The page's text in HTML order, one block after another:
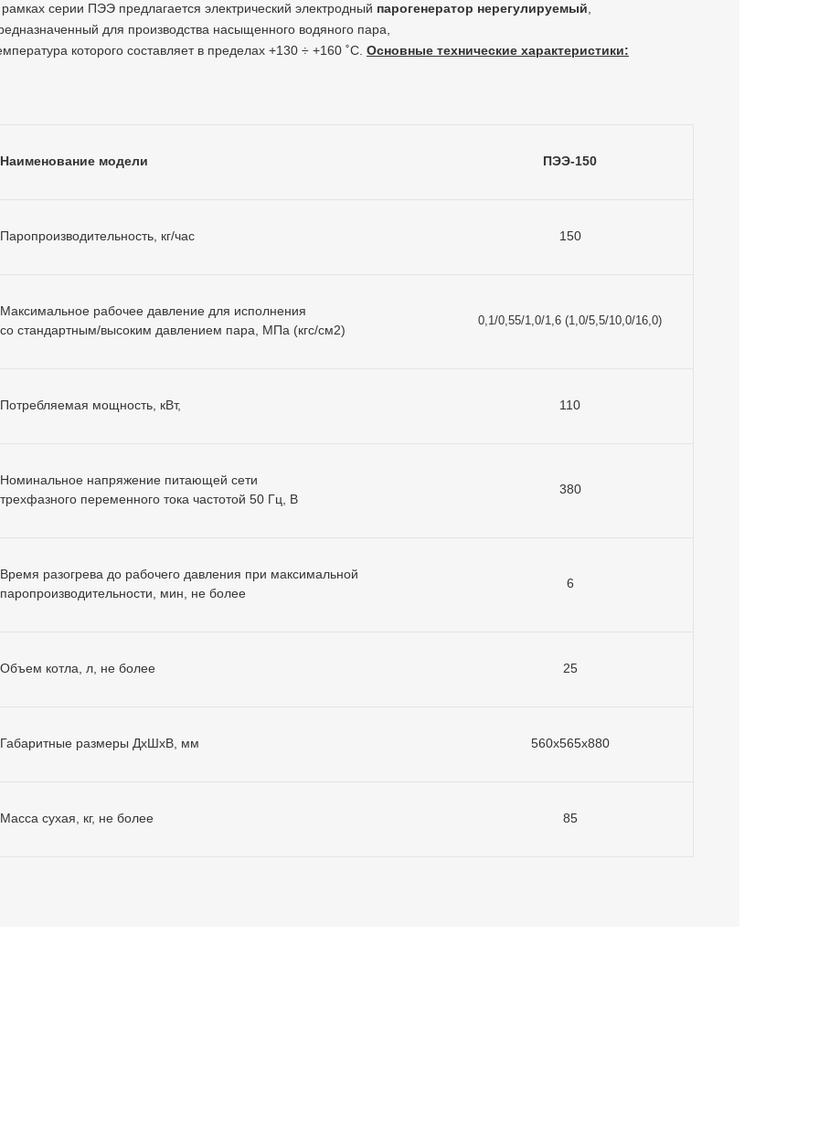
серии ПЭЭ предлагается электрический электродный парогенератор нерегулируемый
для производства насыщенного водяного пара,
которого составляет в пределах +130 ÷ +160 ˚С. Основные технические характеристики:
Наименование модели ПЭЭ-150
Паропроизводительность, кг/час 150
Максимальное рабочее давление для исполнения
со стандартным/высоким давлением пара, МПа (кгс/см2)
0,1/0,55/1,0/1,6 (1,0/5,5/10,0/16,0)
Потребляемая мощность, кВт, 110
Номинальное напряжение питающей сети
трехфазного переменного тока частотой 50 Гц, В
380
Время разогрева до рабочего давления при максимальной
паропроизводительности, мин, не более
6
Объем котла, л, не более 25
Габаритные размеры ДхШхВ, мм 560х565х880
Масса сухая, кг, не более 85